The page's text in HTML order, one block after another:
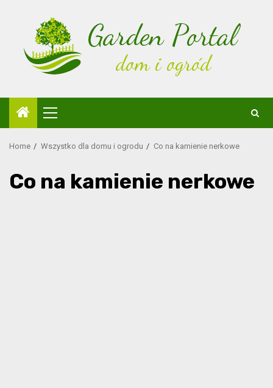
Primary
Menu
Home Wszystko dla domu i ogrodu Co na kamienie nerkowe
Co na kamienie nerkowe